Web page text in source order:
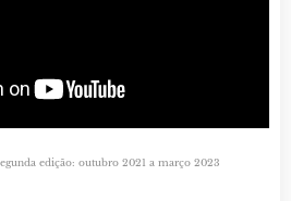
edição: outubro 2021 a março 2023